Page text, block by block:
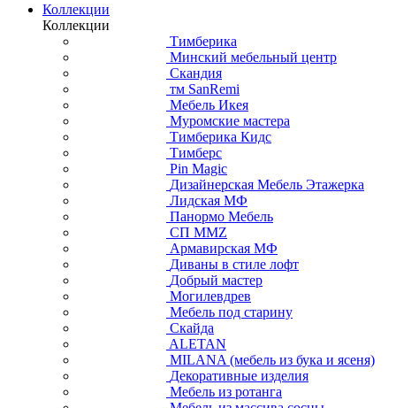
Коллекции
Коллекции
Тимберика
Минский мебельный центр
Скандия
тм SanRemi
Мебель Икея
Муромские мастера
Тимберика Кидс
Тимберс
Pin Magic
Дизайнерская Мебель Этажерка
Лидская МФ
Панормо Мебель
СП ММZ
Армавирская МФ
Диваны в стиле лофт
Добрый мастер
Могилевдрев
Мебель под старину
Скайда
ALETAN
MILANA (мебель из бука и ясеня)
Декоративные изделия
Мебель из ротанга